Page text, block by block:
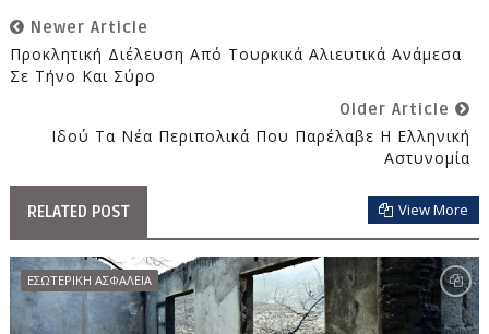
Newer Article
Προκλητική Διέλευση Από Τουρκικά Αλιευτικά Ανάμεσα
Σε Τήνο Και Σύρο
Older Article
Ιδού Τα Νέα Περιπολικά Που Παρέλαβε Η Ελληνική
Αστυνομία
RELATED POST View More
ΕΣΩΤΕΡΙΚΗ ΑΣΦΑΛΕΙΑ